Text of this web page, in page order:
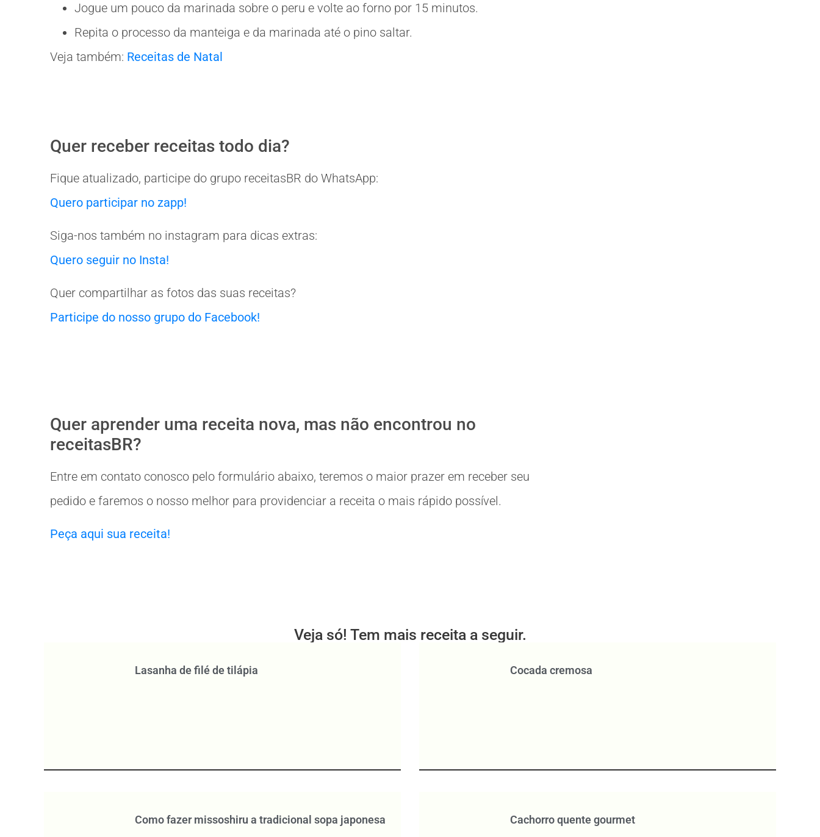
Jogue um pouco da marinada sobre o peru e volte ao forno por 15 minutos.
Repita o processo da manteiga e da marinada até o pino saltar.
Veja também: Receitas de Natal
Quer receber receitas todo dia?
Fique atualizado, participe do grupo receitasBR do WhatsApp:
Quero participar no zapp!
Siga-nos também no instagram para dicas extras:
Quero seguir no Insta!
Quer compartilhar as fotos das suas receitas?
Participe do nosso grupo do Facebook!
Quer aprender uma receita nova, mas não encontrou no
receitasBR?
Entre em contato conosco pelo formulário abaixo, teremos o maior prazer em receber seu
pedido e faremos o nosso melhor para providenciar a receita o mais rápido possível.
Peça aqui sua receita!
Veja só! Tem mais receita a seguir.
Lasanha de filé de tilápia Cocada cremosa
Como fazer missoshiru a tradicional sopa japonesa Cachorro quente gourmet